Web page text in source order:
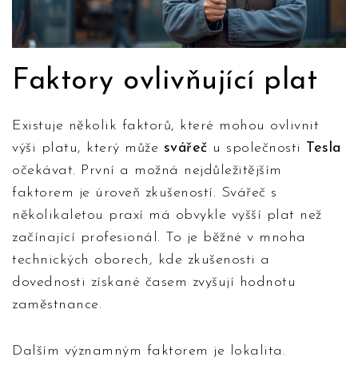
Faktory ovlivňující plat
Existuje několik faktorů, které mohou ovlivnit
výši platu, který může svářeč u společnosti
Tesla
očekávat. První a možná nejdůležitějším
faktorem je úroveň zkušeností. Svářeč s
několikaletou praxí má obvykle vyšší plat než
začínající profesionál. To je běžné v mnoha
technických oborech, kde zkušenosti a
dovednosti získané časem zvyšují hodnotu
zaměstnance.
Dalším významným faktorem je lokalita.